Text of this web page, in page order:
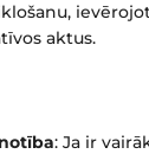
aktus.
: Ja ir